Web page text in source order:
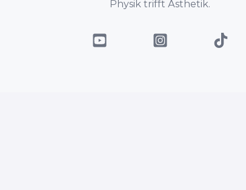
Physik trifft Ästhetik.